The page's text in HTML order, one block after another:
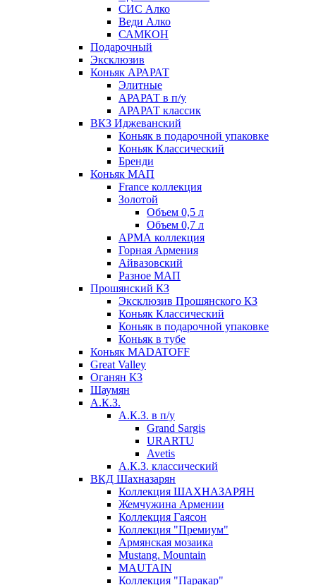
СИС Алко
Веди Алко
САМКОН
Подарочный
Эксклюзив
Коньяк АРАРАТ
Элитные
АРАРАТ в п/у
АРАРАТ классик
ВКЗ Иджеванский
Коньяк в подарочной упаковке
Коньяк Классический
Бренди
Коньяк МАП
France коллекция
Золотой
Объем 0,5 л
Объем 0,7 л
АРМА коллекция
Горная Армения
Айвазовский
Разное МАП
Прошянский КЗ
Эксклюзив Прошянского КЗ
Коньяк Классический
Коньяк в подарочной упаковке
Коньяк в тубе
Коньяк MADATOFF
Great Valley
Оганян КЗ
Шаумян
А.К.З.
А.К.З. в п/у
Grand Sargis
URARTU
Avetis
А.К.З. классический
ВКД Шахназарян
Коллекция ШАХНАЗАРЯН
Жемчужина Армении
Коллекция Гаясон
Коллекция "Премиум"
Армянская мозаика
Mustang. Mountain
MAUTAIN
Коллекция "Паракар"